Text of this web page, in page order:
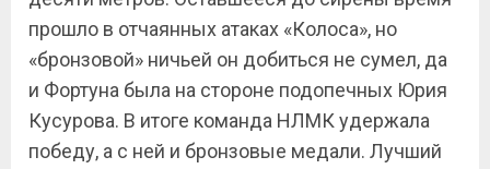
прошло в отчаянных атаках «Колоса», но
«бронзовой» ничьей он добиться не сумел, да
и Фортуна была на стороне подопечных Юрия
Кусурова. В итоге команда НЛМК удержала
победу, а с ней и бронзовые медали. Лучший